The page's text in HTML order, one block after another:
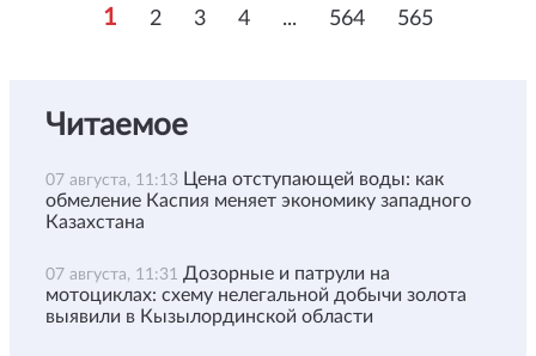
1 2 3 4 ... 564 565
Читаемое
07 августа, 11:13 Цена отступающей воды: как
обмеление Каспия меняет экономику западного
Казахстана
07 августа, 11:31 Дозорные и патрули на
мотоциклах: схему нелегальной добычи золота
выявили в Кызылординской области